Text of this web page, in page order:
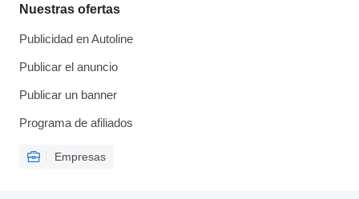
Nuestras ofertas
Publicidad en Autoline
Publicar el anuncio
Publicar un banner
Programa de afiliados
Empresas